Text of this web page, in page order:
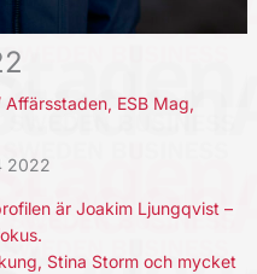
Affärsstaden, ESB Mag,
2022
är Joakim Ljungqvist –
Stina Storm och mycket